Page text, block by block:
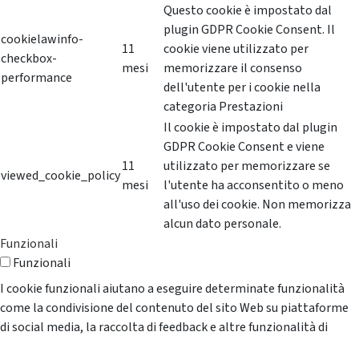
cookielawinfo-
checkbox-
performance
11
mesi
Questo cookie è impostato dal
plugin GDPR Cookie Consent. Il
cookie viene utilizzato per
memorizzare il consenso
dell'utente per i cookie nella
categoria Prestazioni
viewed_cookie_policy
11
mesi
Il cookie è impostato dal plugin
GDPR Cookie Consent e viene
utilizzato per memorizzare se
l'utente ha acconsentito o meno
all'uso dei cookie. Non memorizza
alcun dato personale.
Funzionali
Funzionali
I cookie funzionali aiutano a eseguire determinate funzionalità
come la condivisione del contenuto del sito Web su piattaforme
di social media, la raccolta di feedback e altre funzionalità di